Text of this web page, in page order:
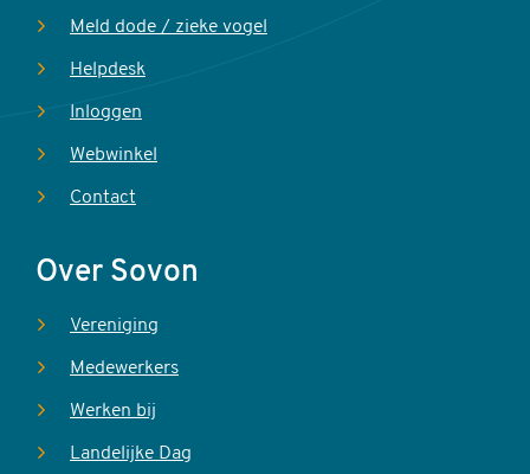
Meld dode / zieke vogel
Helpdesk
Inloggen
Webwinkel
Contact
Over Sovon
Vereniging
Medewerkers
Werken bij
Landelijke Dag